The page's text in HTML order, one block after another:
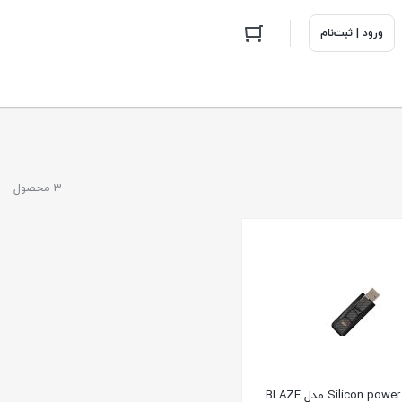
ورود | ثبت‌نام
3 محصول
فلش مموری Silicon power مدل BLAZE